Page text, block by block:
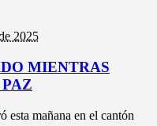
2025
MIENTRAS
esta mañana en el cantón